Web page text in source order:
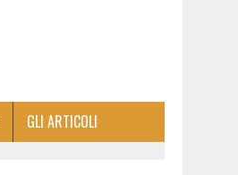
GLI ARTICOLI